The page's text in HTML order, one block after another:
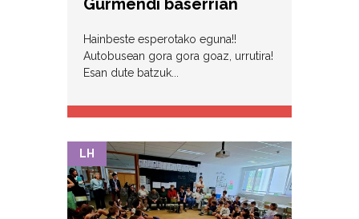
Gurmendi baserrian
Hainbeste esperotako eguna!!
Autobusean gora gora goaz, urrutira!
Esan dute batzuk...
LH